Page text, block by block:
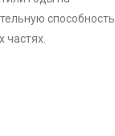
способность
частях.